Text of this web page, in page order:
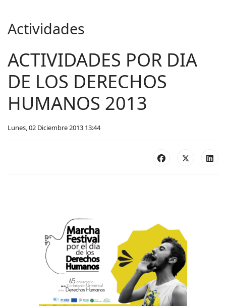
Actividades
ACTIVIDADES POR DIA
DE LOS DERECHOS
HUMANOS 2013
Lunes, 02 Diciembre 2013 13:44